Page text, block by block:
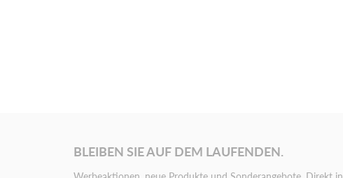
BLEIBEN SIE AUF DEM LAUFENDEN.